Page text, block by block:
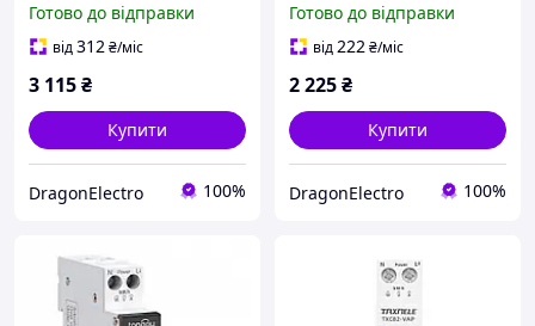
2PUDE, 2P 63A 220В,
eWeLink
Готово до відправки
від312₴/міс
3 115₴
Купити
DragonElectro 100%
1PUDE, 1 полюс, 220В,
63А, eWeLink
Готово до відправки
від222₴/міс
2 225₴
Купити
DragonElectro 100%